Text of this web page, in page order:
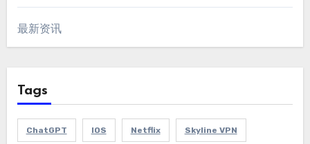
最新资讯
Tags
ChatGPT IOS Netflix Skyline VPN